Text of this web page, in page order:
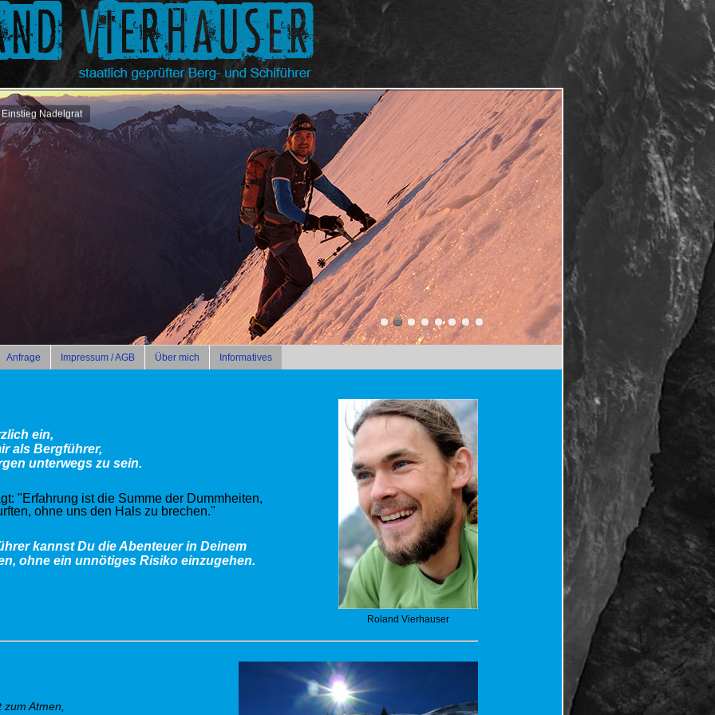
Nadelgrat
Anfrage Impressum / AGB Über mich Informatives
Roland Vierhauser
ein,
als Bergführer,
unterwegs zu sein.
"Erfahrung ist die Summe der Dummheiten,
ohne uns den Hals zu brechen."
kannst Du die Abenteuer in Deinem
ohne ein unnötiges Risiko einzugehen.
Atmen,